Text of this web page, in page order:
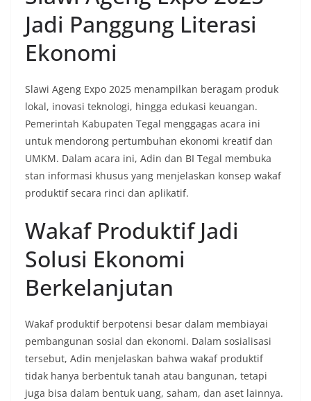
Jadi Panggung Literasi
Ekonomi
Slawi Ageng Expo 2025 menampilkan beragam produk
lokal, inovasi teknologi, hingga edukasi keuangan.
Pemerintah Kabupaten Tegal menggagas acara ini
untuk mendorong pertumbuhan ekonomi kreatif dan
UMKM. Dalam acara ini, Adin dan BI Tegal membuka
stan informasi khusus yang menjelaskan konsep wakaf
produktif secara rinci dan aplikatif.
Wakaf Produktif Jadi
Solusi Ekonomi
Berkelanjutan
Wakaf produktif berpotensi besar dalam membiayai
pembangunan sosial dan ekonomi. Dalam sosialisasi
tersebut, Adin menjelaskan bahwa wakaf produktif
tidak hanya berbentuk tanah atau bangunan, tetapi
juga bisa dalam bentuk uang, saham, dan aset lainnya.